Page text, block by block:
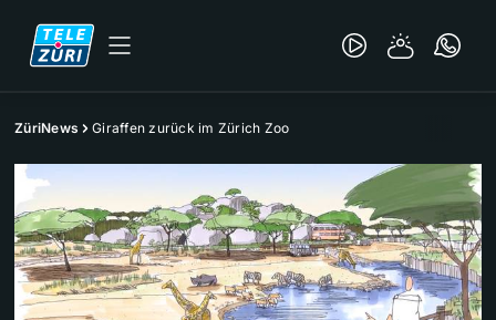
ZüriNews Giraffen zurück im Zürich Zoo